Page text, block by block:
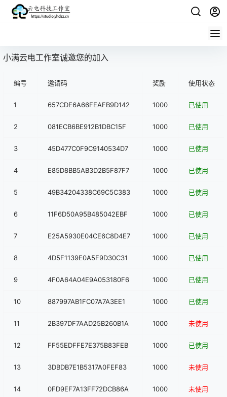
小满云电工作室诚邀您的加入
编号 邀请码 奖励 使用状态
1 657CDE6A66FEAFB9D142 1000 已使用
2 081ECB6BE912B1DBC15F 1000 已使用
3 45D477C0F9C9140534D7 1000 已使用
4 E85D8BB5AB3D2B5F87F7 1000 已使用
5 49B34204338C69C5C383 1000 已使用
6 11F6D50A95B485042EBF 1000 已使用
7 E25A5930E04CE6C8D4E7 1000 已使用
8 4D5F1139E0A5F9D30C31 1000 已使用
9 4F0A64A04E9A053180F6 1000 已使用
10 887997AB1FC07A7A3EE1 1000 已使用
11 2B397DF7AAD25B260B1A 1000 未使用
12 FF55EDFFE7E375B83FEB 1000 已使用
13 3DBDB7E1B5317A0FEF83 1000 未使用
14 0FD9EF7A13FF72DCB86A 1000 未使用